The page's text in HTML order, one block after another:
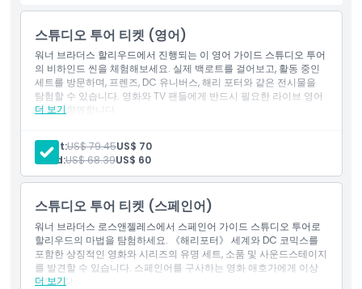
포함 사항
아동 성인 정책
운영 시간
알아야 할 사항
위치
스튜디오 투어 티켓 (영어)
워너 브라더스 할리우드에서 진행되는 이 영어 가이드 스튜디오 투어
의 비하인드 씬을 체험해보세요. 실제 백로트를 걸어보고, 활동 중인
세트를 방문하며, 프렌즈, DC 유니버스, 해리 포터와 같은 전시물을
탐험할 수 있습니다. 영화와 TV 팬들에게 반드시 필요한 라이브 영어
해설과 함께합니다.
더 보기
워너 브라더스 스튜디오 투어 할리우드 티켓 1장
영어 구사 가이드
줄 서지 않고 바로 체크인
1시간 가이드 투어
약 1.5시간 동안 스테이지 48: 대본에서 스크린까지 셀프 가이드
방문
Adult:US$ 79.45US$ 70
Child:US$ 68.39US$ 60
스튜디오 투어 티켓 (스페인어)
워너 브라더스 로스앤젤레스에서 스페인어 가이드 스튜디오 투어로
할리우드의 마법을 탐험하세요. 《해리포터》 세계와 DC 코믹스를
포함한 상징적인 영화와 시리즈의 유명 세트, 소품 및 사운드스테이지
를 발견할 수 있습니다. 스페인어를 구사하는 영화 애호가에게 이상
적입니다.
더 보기